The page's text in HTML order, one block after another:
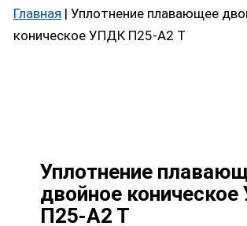
Главная |Уплотнение плавающее
коническое УПДК П25-А2 Т
Уплотнение
двойное
П25-А2 Т
Т